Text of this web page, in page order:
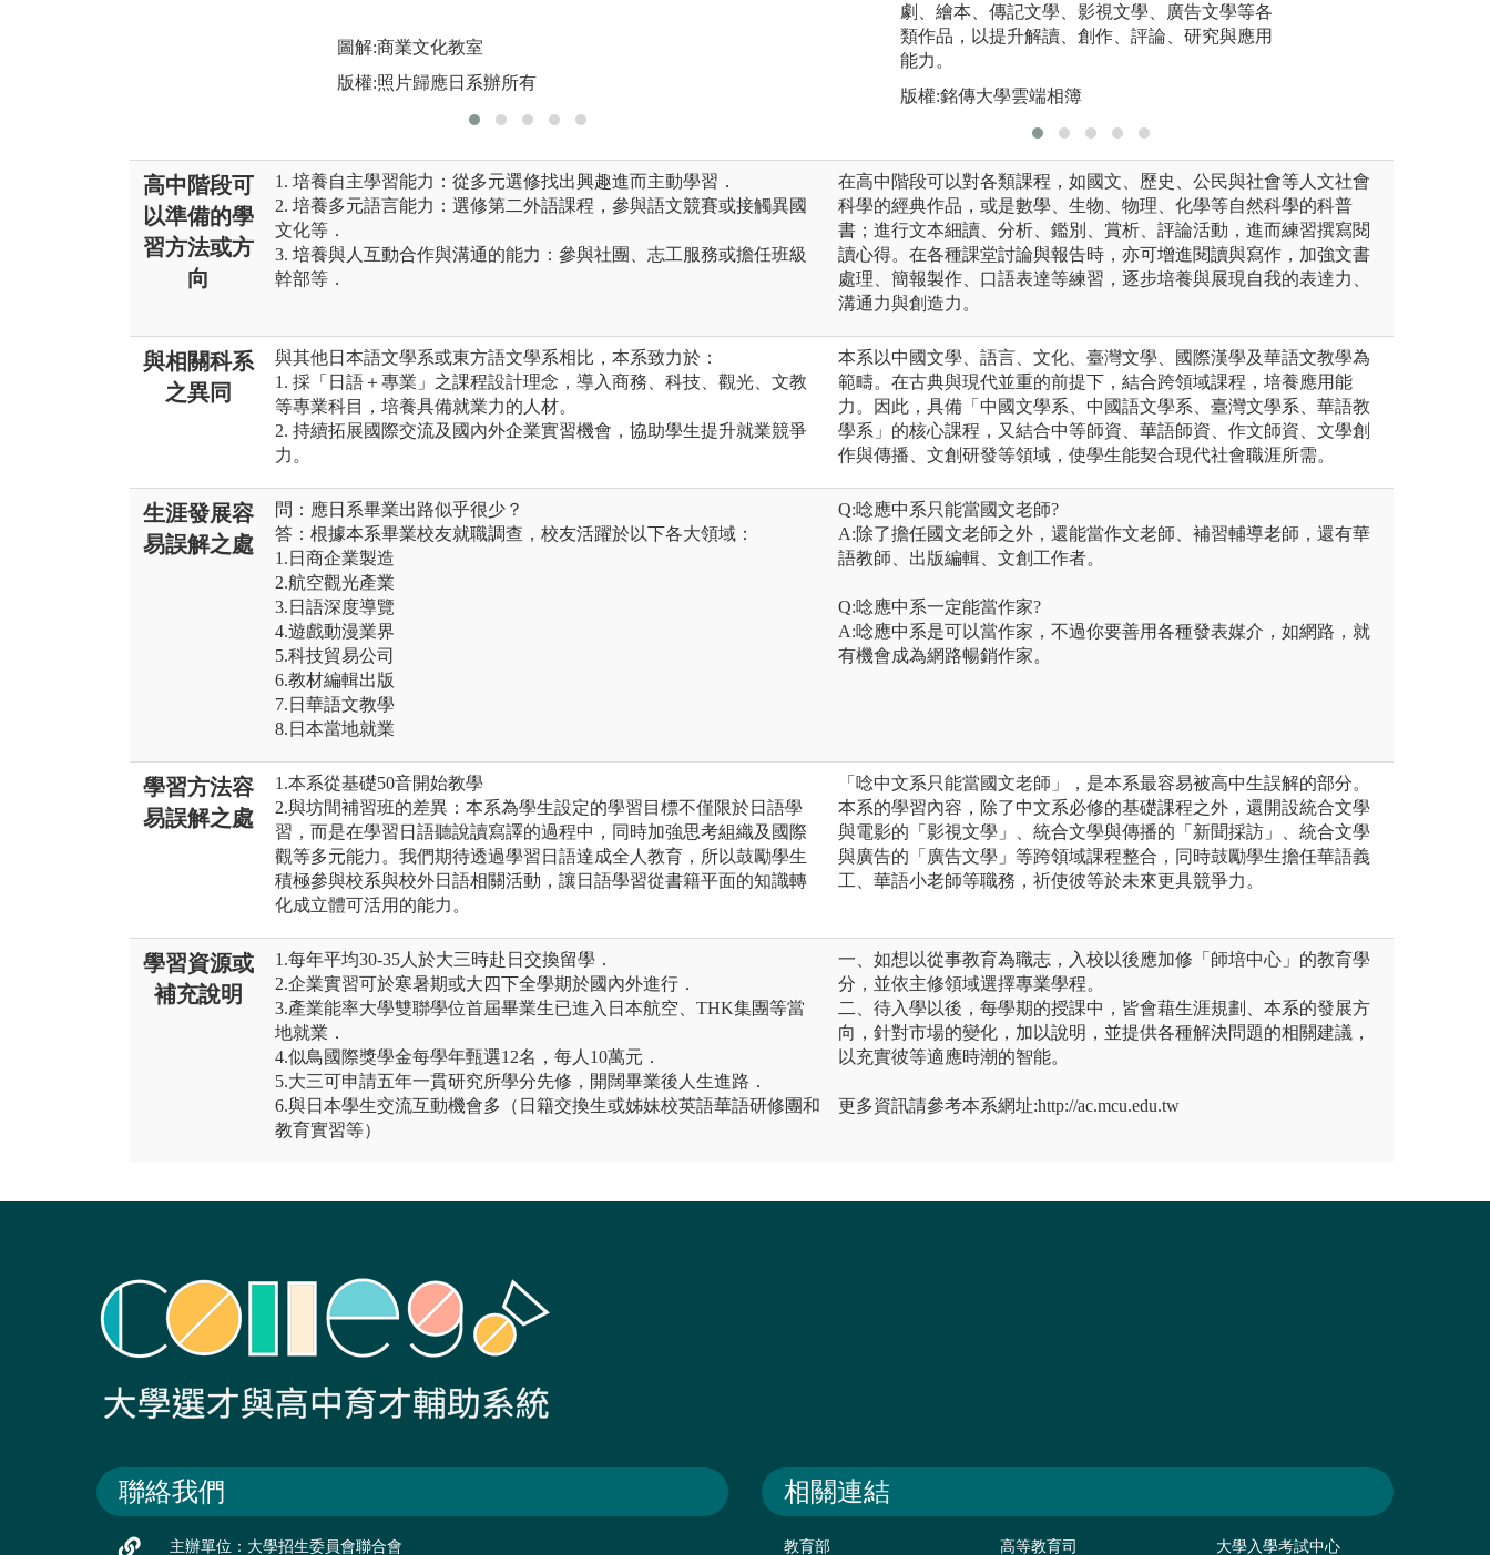
圖解:商業文化教室
版權:照片歸應日系辦所有
圖解:阿波舞交流
版權:照片歸應日系辦所有
劇、繪本、傳記文學、影視文學、廣告文學等各
類作品，以提升解讀、創作、評論、研究與應用
能力。
版權:銘傳大學雲端相簿
高中階段可
以準備的學
習方法或方
向
1. 培養自主學習能力：從多元選修找出興趣進而主動學習．
2. 培養多元語言能力：選修第二外語課程，參與語文競賽或接觸異國
文化等．
3. 培養與人互動合作與溝通的能力：參與社團、志工服務或擔任班級
幹部等．
在高中階段可以對各類課程，如國文、歷史、公民與社會等人文社會
科學的經典作品，或是數學、生物、物理、化學等自然科學的科普
書；進行文本細讀、分析、鑑別、賞析、評論活動，進而練習撰寫閱
讀心得。在各種課堂討論與報告時，亦可增進閱讀與寫作，加強文書
處理、簡報製作、口語表達等練習，逐步培養與展現自我的表達力、
溝通力與創造力。
與相關科系
之異同
與其他日本語文學系或東方語文學系相比，本系致力於：
1. 採「日語＋專業」之課程設計理念，導入商務、科技、觀光、文教
等專業科目，培養具備就業力的人材。
2. 持續拓展國際交流及國內外企業實習機會，協助學生提升就業競爭
力。
本系以中國文學、語言、文化、臺灣文學、國際漢學及華語文教學為
範疇。在古典與現代並重的前提下，結合跨領域課程，培養應用能
力。因此，具備「中國文學系、中國語文學系、臺灣文學系、華語教
學系」的核心課程，又結合中等師資、華語師資、作文師資、文學創
作與傳播、文創研發等領域，使學生能契合現代社會職涯所需。
生涯發展容
易誤解之處
問：應日系畢業出路似乎很少？
答：根據本系畢業校友就職調查，校友活躍於以下各大領域：
1.日商企業製造
2.航空觀光產業
3.日語深度導覽
4.遊戲動漫業界
5.科技貿易公司
6.教材編輯出版
7.日華語文教學
8.日本當地就業
Q:唸應中系只能當國文老師?
A:除了擔任國文老師之外，還能當作文老師、補習輔導老師，還有華
語教師、出版編輯、文創工作者。
Q:唸應中系一定能當作家?
A:唸應中系是可以當作家，不過你要善用各種發表媒介，如網路，就
有機會成為網路暢銷作家。
學習方法容
易誤解之處
1.本系從基礎50音開始教學
2.與坊間補習班的差異：本系為學生設定的學習目標不僅限於日語學
習，而是在學習日語聽說讀寫譯的過程中，同時加強思考組織及國際
觀等多元能力。我們期待透過學習日語達成全人教育，所以鼓勵學生
積極參與校系與校外日語相關活動，讓日語學習從書籍平面的知識轉
化成立體可活用的能力。
「唸中文系只能當國文老師」，是本系最容易被高中生誤解的部分。
本系的學習內容，除了中文系必修的基礎課程之外，還開設統合文學
與電影的「影視文學」、統合文學與傳播的「新聞採訪」、統合文學
與廣告的「廣告文學」等跨領域課程整合，同時鼓勵學生擔任華語義
工、華語小老師等職務，祈使彼等於未來更具競爭力。
學習資源或
補充說明
1.每年平均30-35人於大三時赴日交換留學．
2.企業實習可於寒暑期或大四下全學期於國內外進行．
3.產業能率大學雙聯學位首屆畢業生已進入日本航空、THK集團等當
地就業．
4.似鳥國際獎學金每學年甄選12名，每人10萬元．
5.大三可申請五年一貫研究所學分先修，開闊畢業後人生進路．
6.與日本學生交流互動機會多（日籍交換生或姊妹校英語華語研修團和
教育實習等）
一、如想以從事教育為職志，入校以後應加修「師培中心」的教育學
分，並依主修領域選擇專業學程。
二、待入學以後，每學期的授課中，皆會藉生涯規劃、本系的發展方
向，針對市場的變化，加以說明，並提供各種解決問題的相關建議，
以充實彼等適應時潮的智能。
更多資訊請參考本系網址:http://ac.mcu.edu.tw
聯絡我們
主辦單位：大學招生委員會聯合會
相關連結
教育部 高等教育司 大學入學考試中心